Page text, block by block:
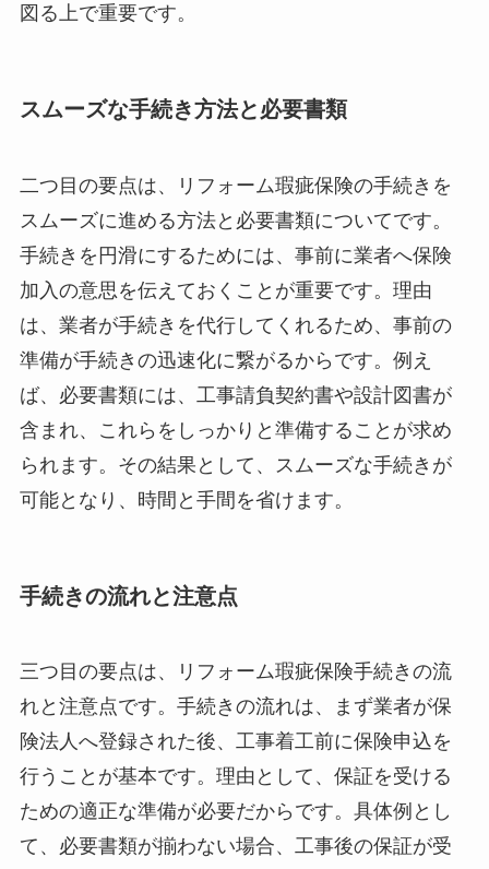
図る上で重要です。
スムーズな手続き方法と必要書類
二つ目の要点は、リフォーム瑕疵保険の手続きを
スムーズに進める方法と必要書類についてです。
手続きを円滑にするためには、事前に業者へ保険
加入の意思を伝えておくことが重要です。理由
は、業者が手続きを代行してくれるため、事前の
準備が手続きの迅速化に繋がるからです。例え
ば、必要書類には、工事請負契約書や設計図書が
含まれ、これらをしっかりと準備することが求め
られます。その結果として、スムーズな手続きが
可能となり、時間と手間を省けます。
手続きの流れと注意点
三つ目の要点は、リフォーム瑕疵保険手続きの流
れと注意点です。手続きの流れは、まず業者が保
険法人へ登録された後、工事着工前に保険申込を
行うことが基本です。理由として、保証を受ける
ための適正な準備が必要だからです。具体例とし
て、必要書類が揃わない場合、工事後の保証が受